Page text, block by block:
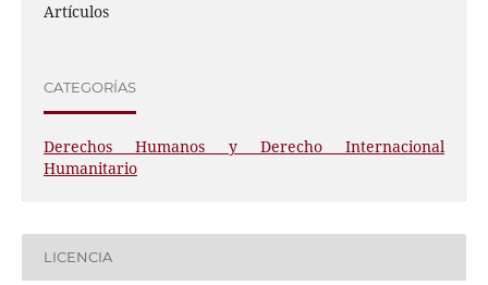
Artículos
CATEGORÍAS
Derechos Humanos y Derecho Internacional
Humanitario
LICENCIA